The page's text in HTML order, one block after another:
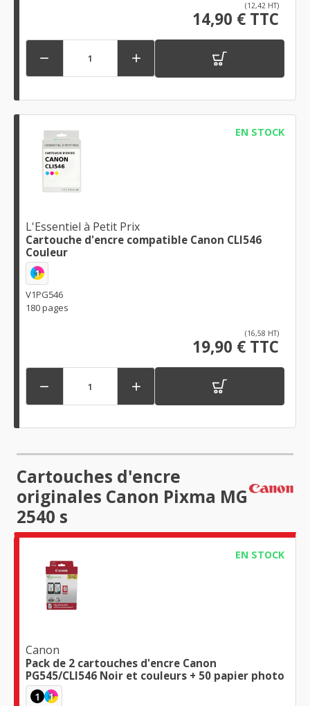
(12,42 HT)
14,90 € TTC
 
EN STOCK
L'Essentiel à Petit Prix
Cartouche d'encre compatible Canon CLI546
Couleur
1
V1PG546
180 pages
(16,58 HT)
19,90 € TTC
 
Cartouches d'encre
originales Canon Pixma MG
2540 s
EN STOCK
Canon
Pack de 2 cartouches d'encre Canon
PG545/CLI546 Noir et couleurs + 50 papier photo
1 1